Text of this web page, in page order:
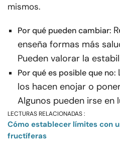
mismos.
Por qué pueden cambiar:
enseña formas más
Pueden valorar la
Por qué es posible que no:
los hacen enojar o
Algunos pueden irse en
LECTURAS RELACIONADAS :
Cómo establecer límites con
fructíferas